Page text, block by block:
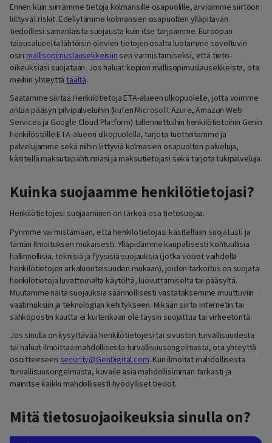
Ennen kuin siirrämme tietoja kolmansille osapuolille, arvioimme siirtoon
liittyvät riskit. Edellytämme kolmansien osapuolten ylläpitävän
tiedoillesi samanlaista suojausta kuin itse tarjoamme. Euroopan
talousalueelta lähtöisin olevien tietojen osalta luotamme soveltuvin
osin mallisopimuslausekkeisiin sen varmistamiseksi, että tieto-
oikeuksiasi suojataan. Jos haluat kopion mallisopimuslausekkeista, ota
meihin yhteyttä täältä.
Saatamme siirtää Henkilötietoja ETA-alueen ulkopuolelle, jotta voimme
antaa pääsyn pilvipalveluihin (kuten Microsoft Azure, Amazon Web
Services ja Google Cloud Platform) tallennettuihin henkilötietoihin Genin
henkilöstölle ETA-alueen ulkopuolella, tarjota tuotteitamme ja
palvelujamme sekä niihin liittyviä kolmasien osapuolten palveluja,
käsitellä maksutapahtumiasi ja maksutietojasi sekä tarjota tukipalveluja.
Kuinka suojaamme henkilötietojasi?
Henkilötietojesi suojaaminen on tärkeä osa tietosuojaa.
Pyrimme varmistamaan, että henkilötietojasi käsitellään suojatusti ja
tämän Ilmoituksen mukaisesti. Ylläpidämme kaupallisesti kohtuullisia
hallinnollisia, teknisiä ja fyysisiä suojauksia (jotka voivat vaihdella
henkilötietojen arkaluonteisuuden mukaan), joiden tarkoitus on suojata
henkilötietoja luvattomalta käytöltä, luovuttamiselta tai pääsyltä.
Muutamme näitä suojauksia säännöllisesti vastataksemme muuttuviin
vaatimuksiin ja teknologian kehitykseen. Mikään siirto internetin tai
sähköpostin kautta ei kuitenkaan ole täysin suojattua tai virheetöntä.
Jos sinulla on kysyttävää henkilötietojesi tai sivuston turvallisuudesta
tai haluat ilmoittaa mahdollisesta turvallisuusongelmasta, ota yhteyttä
osoitteeseensecurity@GenDigital.com. Kun ilmoitat mahdollisesta
turvallisuusongelmasta, kuvaile asia mahdollisimman tarkasti ja
mainitse kaikki mahdollisesti hyödylliset tiedot.
Mitä tietosuojaoikeuksia sinulla on?